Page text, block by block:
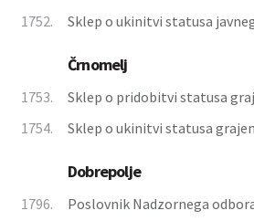
1752. Sklep o ukinitvi statusa
Črnomelj
1753.
Sklep o pridobitvi statusa
1754.
Sklep o ukinitvi statusa
Dobrepolje
1796. Poslovnik Nadzornega